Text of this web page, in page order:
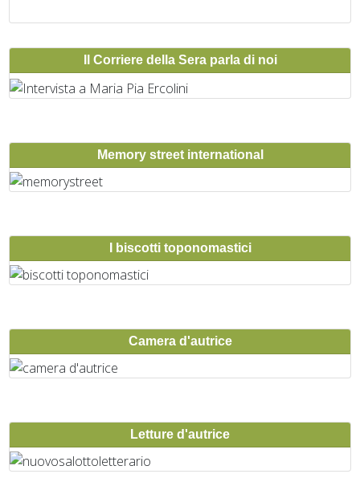
Il Corriere della Sera parla di noi
Memory street international
I biscotti toponomastici
Camera d'autrice
Letture d'autrice